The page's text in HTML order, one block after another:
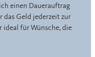
einen Dauerauftrag
das Geld jederzeit zur
ideal für Wünsche, die